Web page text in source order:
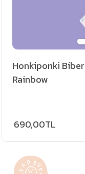
Honkiponki
Rainbow
690,00TL